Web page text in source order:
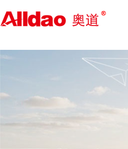
外贸整合营销_海外推广_外贸网站
建设——奥道信息-外贸营销咨询顾